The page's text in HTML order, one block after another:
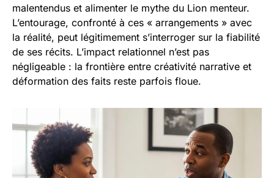
malentendus et alimenter le mythe du Lion menteur.
L’entourage, confronté à ces « arrangements » avec
la réalité, peut légitimement s’interroger sur la fiabilité
de ses récits. L’impact relationnel n’est pas
négligeable : la frontière entre créativité narrative et
déformation des faits reste parfois floue.